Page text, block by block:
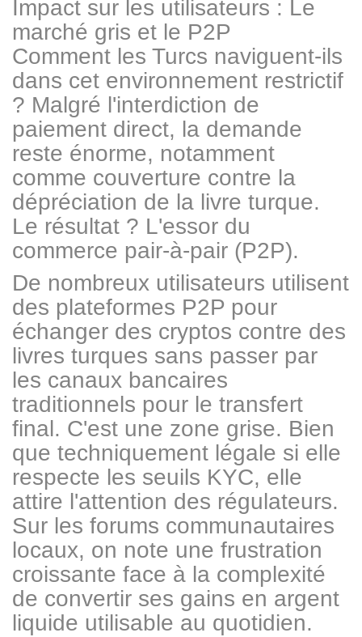
Impact sur les utilisateurs : Le
marché gris et le P2P
Comment les Turcs naviguent-ils
dans cet environnement restrictif
? Malgré l'interdiction de
paiement direct, la demande
reste énorme, notamment
comme couverture contre la
dépréciation de la livre turque.
Le résultat ? L'essor du
commerce pair-à-pair (P2P).
De nombreux utilisateurs utilisent
des plateformes P2P pour
échanger des cryptos contre des
livres turques sans passer par
les canaux bancaires
traditionnels pour le transfert
final. C'est une zone grise. Bien
que techniquement légale si elle
respecte les seuils KYC, elle
attire l'attention des régulateurs.
Sur les forums communautaires
locaux, on note une frustration
croissante face à la complexité
de convertir ses gains en argent
liquide utilisable au quotidien.